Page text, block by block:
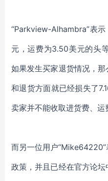
“Parkview-Alhambra”表
元，运费为3.50美元的头
如果发生买家退货情况，
和退货方面就已经损失了
卖家并不能收取进货费、运
而另一位用户“Mike64220”
政策，并且已经在官方论